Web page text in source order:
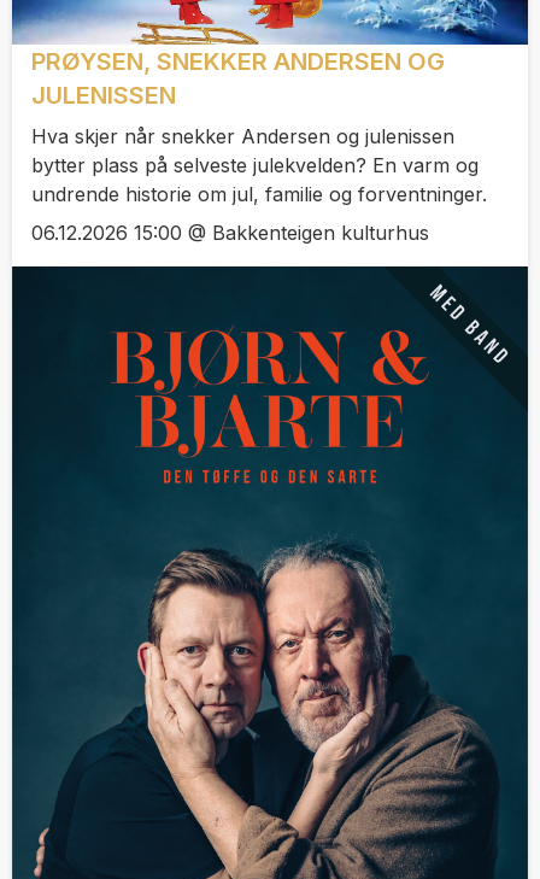
PRØYSEN, SNEKKER ANDERSEN OG
JULENISSEN
Hva skjer når snekker Andersen og julenissen
bytter plass på selveste julekvelden? En varm og
undrende historie om jul, familie og forventninger.
06.12.2026 15:00 @ Bakkenteigen kulturhus